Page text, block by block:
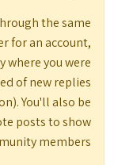
the same
for an account,
where you were
of new replies
You'll also be
posts to show
members.